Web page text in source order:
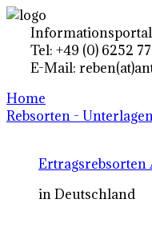
Tel: +49 (0) 6252
E-Mail:
Home
Rebsorten -
Ertragsrebsorten
in Deutschland